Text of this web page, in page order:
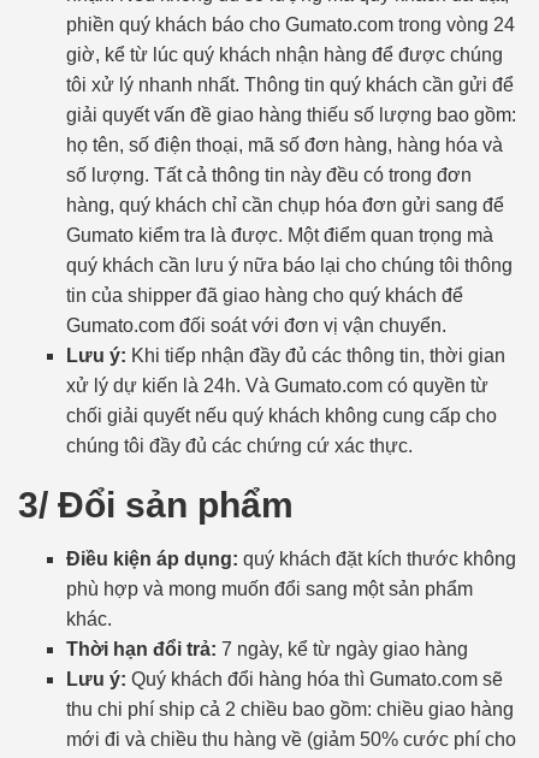
phiền quý khách báo cho Gumato.com trong vòng 24
giờ, kể từ lúc quý khách nhận hàng để được chúng
tôi xử lý nhanh nhất. Thông tin quý khách cần gửi để
giải quyết vấn đề giao hàng thiếu số lượng bao gồm:
họ tên, số điện thoại, mã số đơn hàng, hàng hóa và
số lượng. Tất cả thông tin này đều có trong đơn
hàng, quý khách chỉ cần chụp hóa đơn gửi sang để
Gumato kiểm tra là được. Một điểm quan trọng mà
quý khách cần lưu ý nữa báo lại cho chúng tôi thông
tin của shipper đã giao hàng cho quý khách để
Gumato.com đối soát với đơn vị vận chuyển.
Lưu ý: Khi tiếp nhận đầy đủ các thông tin, thời gian
xử lý dự kiến là 24h. Và Gumato.com có quyền từ
chối giải quyết nếu quý khách không cung cấp cho
chúng tôi đầy đủ các chứng cứ xác thực.
3/ Đổi sản phẩm
Điều kiện áp dụng: quý khách đặt kích thước không
phù hợp và mong muốn đổi sang một sản phẩm
khác.
Thời hạn đổi trả: 7 ngày, kể từ ngày giao hàng
Lưu ý: Quý khách đổi hàng hóa thì Gumato.com sẽ
thu chi phí ship cả 2 chiều bao gồm: chiều giao hàng
mới đi và chiều thu hàng về (giảm 50% cước phí cho